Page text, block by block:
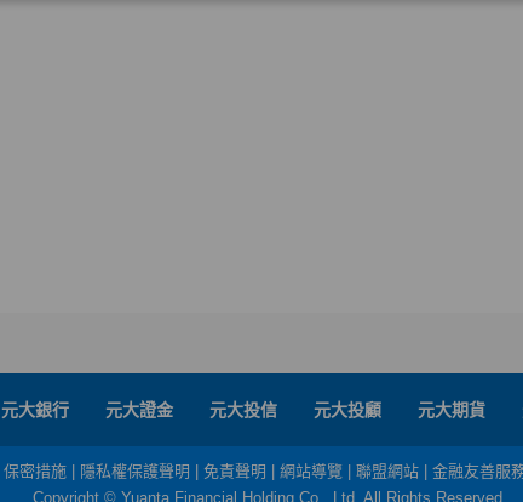
元大銀行 元大證金 元大投信 元大投顧 元大期貨
保密措施 隱私權保護聲明 免責聲明 網站導覽 聯盟網站
金融友善服
Copyright © Yuanta Financial Holding Co., Ltd. All Rights Reserved.